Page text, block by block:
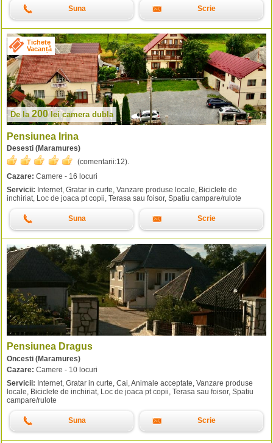
Suna Scrie
Tichete
Vacanță
De la200leicamera dubla
Pensiunea Irina
Desesti (Maramures)
(comentarii:12).
Cazare: Camere - 16 locuri
Servicii: Internet, Gratar in curte, Vanzare produse locale, Biciclete de
inchiriat, Loc de joaca pt copii, Terasa sau foisor, Spatiu campare/rulote
Suna Scrie
Pensiunea Dragus
Oncesti (Maramures)
Cazare: Camere - 10 locuri
Servicii: Internet, Gratar in curte, Cai, Animale acceptate, Vanzare produse
locale, Biciclete de inchiriat, Loc de joaca pt copii, Terasa sau foisor, Spatiu
campare/rulote
Suna Scrie